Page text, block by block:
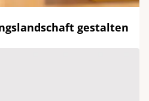
gestalten